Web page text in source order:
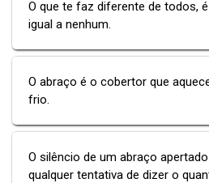
O que te faz diferente de todos,
igual a nenhum.
O abraço é o cobertor que
frio.
O silêncio de um abraço
qualquer tentativa de dizer o